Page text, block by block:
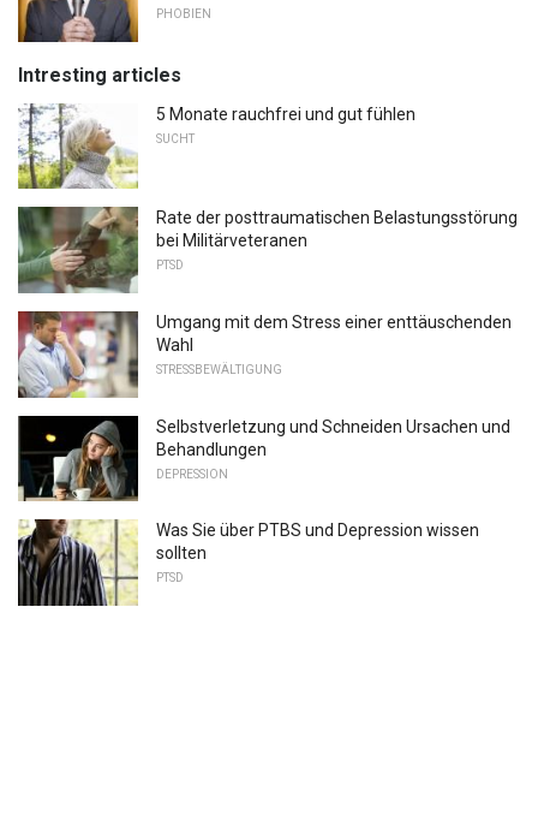
PHOBIEN
Intresting articles
5 Monate rauchfrei und gut fühlen
SUCHT
Rate der posttraumatischen Belastungsstörung
bei Militärveteranen
PTSD
Umgang mit dem Stress einer enttäuschenden
Wahl
STRESSBEWÄLTIGUNG
Selbstverletzung und Schneiden Ursachen und
Behandlungen
DEPRESSION
Was Sie über PTBS und Depression wissen
sollten
PTSD